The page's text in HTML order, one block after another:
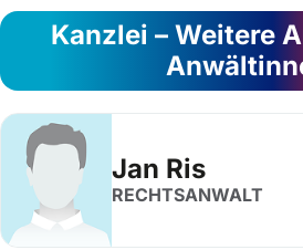
Kanzlei – Weitere
Jan Ris
RECHTSANWALT